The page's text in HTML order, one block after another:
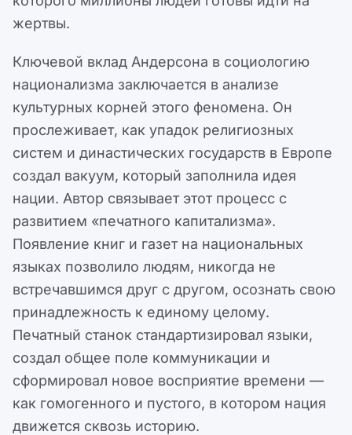
жертвы.
Ключевой вклад Андерсона в социологию
национализма заключается в анализе
культурных корней этого феномена. Он
прослеживает, как упадок религиозных
систем и династических государств в Европе
создал вакуум, который заполнила идея
нации. Автор связывает этот процесс с
развитием «печатного капитализма».
Появление книг и газет на национальных
языках позволило людям, никогда не
встречавшимся друг с другом, осознать свою
принадлежность к единому целому.
Печатный станок стандартизировал языки,
создал общее поле коммуникации и
сформировал новое восприятие времени —
как гомогенного и пустого, в котором нация
движется сквозь историю.